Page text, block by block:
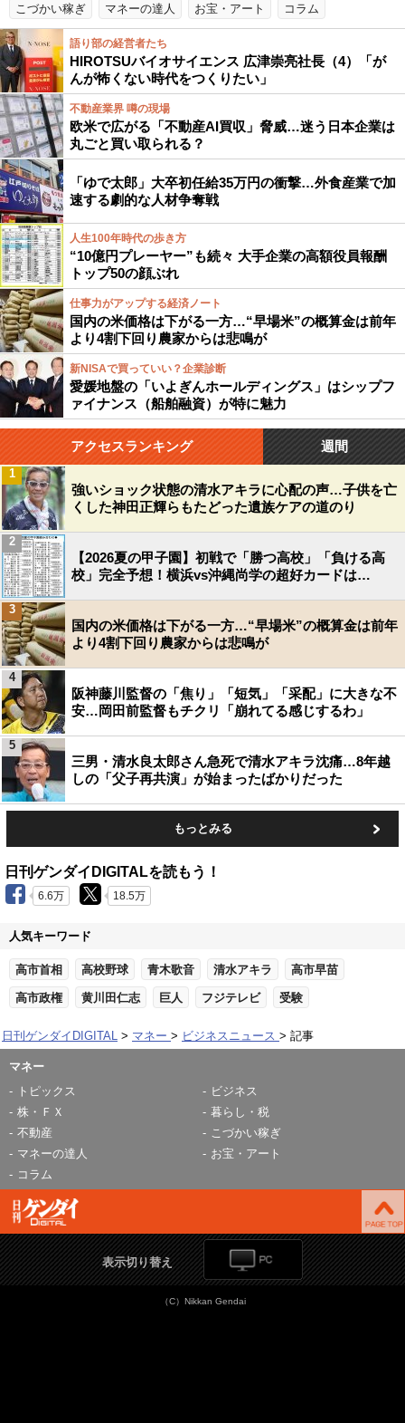
こづかい稼ぎ マネーの達人 お宝・アート コラム
語り部の経営者たち
HIROTSUバイオサイエンス 広津崇亮社長（4）「が
んが怖くない時代をつくりたい」
不動産業界 噂の現場
欧米で広がる「不動産AI買収」脅威…迷う日本企業は
丸ごと買い取られる？
「ゆで太郎」大卒初任給35万円の衝撃…外食産業で加
速する劇的な人材争奪戦
人生100年時代の歩き方
“10億円プレーヤー”も続々 大手企業の高額役員報酬
トップ50の顔ぶれ
仕事力がアップする経済ノート
国内の米価格は下がる一方…“早場米”の概算金は前年
より4割下回り農家からは悲鳴が
新NISAで買っていい？企業診断
愛媛地盤の「いよぎんホールディングス」はシップフ
ァイナンス（船舶融資）が特に魅力
アクセスランキング 週間
強いショック状態の清水アキラに心配の声…子供を亡
くした神田正輝らもたどった遺族ケアの道のり
1
【2026夏の甲子園】初戦で「勝つ高校」「負ける高
校」完全予想！横浜vs沖縄尚学の超好カードは…
2
国内の米価格は下がる一方…“早場米”の概算金は前年
より4割下回り農家からは悲鳴が
3
阪神藤川監督の「焦り」「短気」「采配」に大きな不
安…岡田前監督もチクリ「崩れてる感じするわ」
4
三男・清水良太郎さん急死で清水アキラ沈痛…8年越
しの「父子再共演」が始まったばかりだった
5
もっとみる
日刊ゲンダイDIGITALを読もう！
6.6万 18.5万
人気キーワード
高市首相 高校野球 青木歌音 清水アキラ 高市早苗
高市政権 黄川田仁志 巨人 フジテレビ 受験
日刊ゲンダイDIGITAL マネー ビジネスニュース 記事
マネー
トピックス
ビジネス
株・ＦＸ
暮らし・税
不動産
こづかい稼ぎ
マネーの達人
お宝・アート
コラム
表示切り替え
（C）Nikkan Gendai